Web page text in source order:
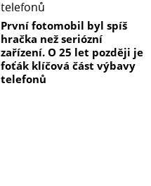
První fotomobil byl spíš
hračka než seriózní
zařízení. O 25 let později je
foťák klíčová část výbavy
telefonů